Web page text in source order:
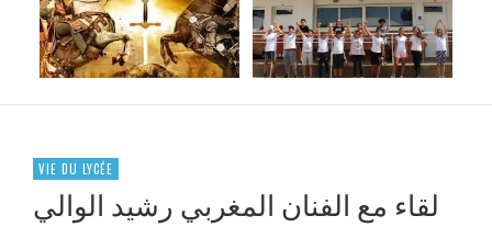
VIE DU LYCÉE
لقاء مع الفنان المغربي رشيد الوالي